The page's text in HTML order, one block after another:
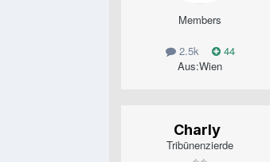
Members
2.5k
44
Aus:Wien
Charly
Tribünenzierde